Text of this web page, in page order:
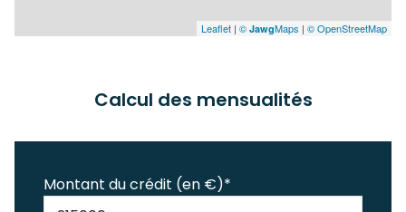
Leaflet | © JawgMaps | © OpenStreetMap
Calcul des mensualités
Montant du crédit (en €)*